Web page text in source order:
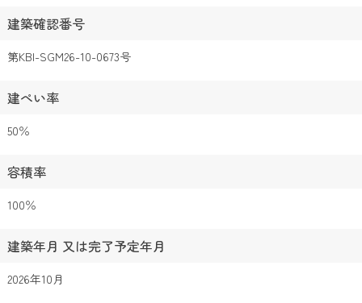
建築確認番号
第KBI-SGM26-10-0673号
建ぺい率
50％
容積率
100％
建築年月 又は完了予定年月
2026年10月